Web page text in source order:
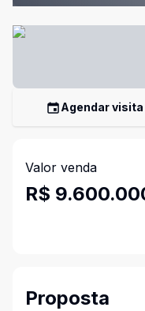
Agendar visita
Valor venda
R$
Proposta